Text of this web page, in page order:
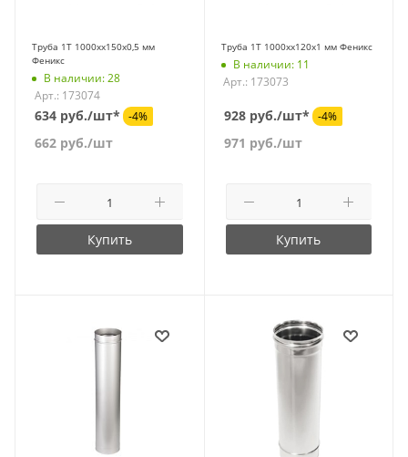
Труба 1Т 1000хх150х0,5 мм
Феникс
В наличии: 28
Арт.: 173074
634 руб./шт* -4%
662 руб./шт
Купить
Труба 1Т 1000хх120х1 мм Феникс
В наличии: 11
Арт.: 173073
928 руб./шт* -4%
971 руб./шт
Купить